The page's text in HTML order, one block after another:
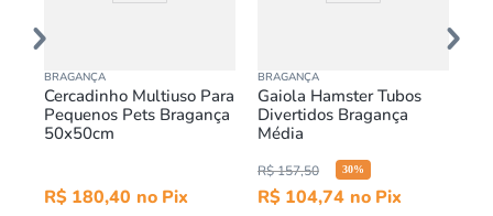
BRAGANÇA
Cercadinho Multiuso Para
Pequenos Pets Bragança
50x50cm
R$ 180,40
BRAGANÇA
Gaiola Hamster Tubos
Divertidos Bragança
Média
R$157,50 30%
R$ 104,74